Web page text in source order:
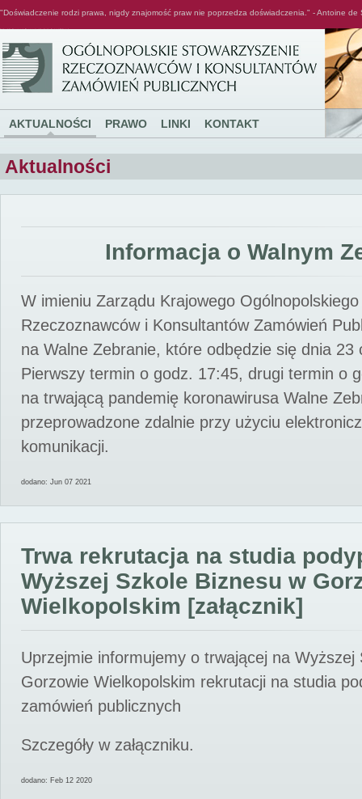
"Doświadczenie rodzi prawa, nigdy znajomość praw nie poprzedza doświadczenia." - Antoine de
AKTUALNOŚCI PRAWO LINKI KONTAKT
Aktualności
Informacja o Walnym
W imieniu Zarządu Krajowego
Rzeczoznawców i Konsultantów Zamówień
na Walne Zebranie, które odbędzie się dnia 23
Pierwszy termin o godz. 17:45, drugi termin o
na trwającą pandemię koronawirusa Walne
przeprowadzone zdalnie przy użyciu
komunikacji.
dodano: Jun 07 2021
Trwa rekrutacja na studia
Wyższej Szkole Biznesu w
Wielkopolskim [załącznik]
Uprzejmie informujemy o trwającej na Wyższej
Gorzowie Wielkopolskim rekrutacji na studia
zamówień publicznych
Szczegóły w załączniku.
dodano: Feb 12 2020